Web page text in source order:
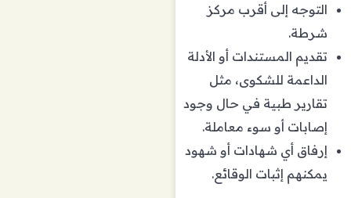
التوجه إلى أقرب مركز
شرطة.
تقديم المستندات أو الأدلة
الداعمة للشكوى، مثل
تقارير طبية في حال وجود
إصابات أو سوء معاملة.
إرفاق أي شهادات أو شهود
يمكنهم إثبات الوقائع.